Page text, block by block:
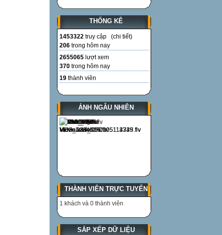
THỐNG KÊ
1453322 truy cập (chi tiết)
206 trong hôm nay
2655065 lượt xem
370 trong hôm nay
19 thành viên
ẢNH NGẪU NHIÊN
THÀNH VIÊN TRỰC TUYẾN
1 khách và 0 thành viên
SẮP XẾP DỮ LIỆU